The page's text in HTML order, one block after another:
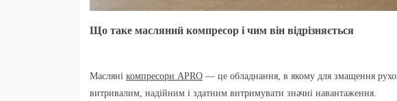
Що таке масляний компресор і чим він відрізняється
Масляні компресори APRO — це обладнання, в якому для змащення
витривалим, надійним і здатним витримувати значні навантаження.